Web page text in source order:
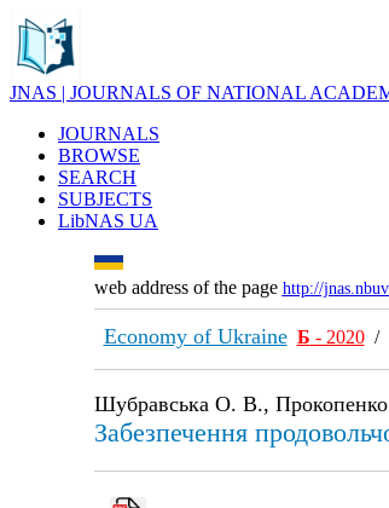
JNAS | JOURNALS OF NATIONAL
JOURNALS
BROWSE
SEARCH
SUBJECTS
LibNAS UA
web address of the page http://
Economy of Ukraine Б - 2020/
Шубравська О. В.,
Забезпечення